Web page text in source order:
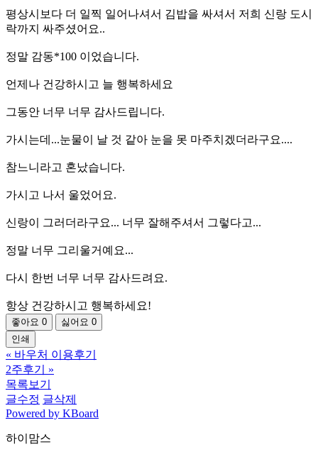
평상시보다 더 일찍 일어나셔서 김밥을 싸셔서 저희 신랑 도시
락까지 싸주셨어요..
정말 감동*100 이었습니다.
언제나 건강하시고 늘 행복하세요
그동안 너무 너무 감사드립니다.
가시는데...눈물이 날 것 같아 눈을 못 마주치겠더라구요....
참느니라고 혼났습니다.
가시고 나서 울었어요.
신랑이 그러더라구요... 너무 잘해주셔서 그렇다고...
정말 너무 그리울거예요...
다시 한번 너무 너무 감사드려요.
항상 건강하시고 행복하세요!
좋아요 0 싫어요 0
인쇄
« 바우처 이용후기
2주후기
»
목록보기
글수정 글삭제
Powered by KBoard
하이맘스